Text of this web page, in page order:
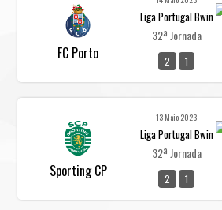
FC Porto
Liga Portugal Bwin
32ª Jornada
2 1
Sporting CP
13 Maio 2023
Liga Portugal Bwin
32ª Jornada
2 1